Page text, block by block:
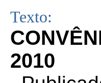
Texto:
2010